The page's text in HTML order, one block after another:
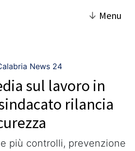
↓ Menu
News 24
sul lavoro in
rilancia
più controlli, prevenzione